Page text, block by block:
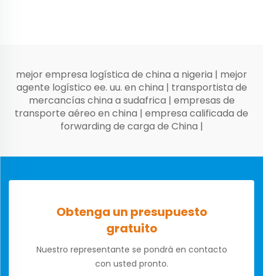
mejor empresa logística de china a nigeria | mejor
agente logístico ee. uu. en china | transportista de
mercancías china a sudafrica | empresas de
transporte aéreo en china | empresa calificada de
forwarding de carga de China |
Obtenga un presupuesto
gratuito
Nuestro representante se pondrá en contacto
con usted pronto.